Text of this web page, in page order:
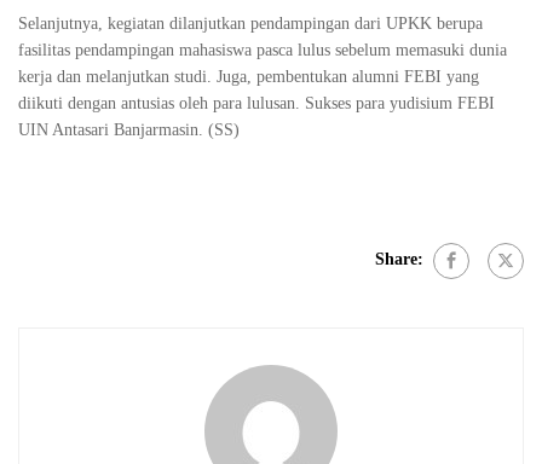
Selanjutnya, kegiatan dilanjutkan pendampingan dari UPKK berupa
fasilitas pendampingan mahasiswa pasca lulus sebelum memasuki dunia
kerja dan melanjutkan studi. Juga, pembentukan alumni FEBI yang
diikuti dengan antusias oleh para lulusan. Sukses para yudisium FEBI
UIN Antasari Banjarmasin. (SS)
Share: